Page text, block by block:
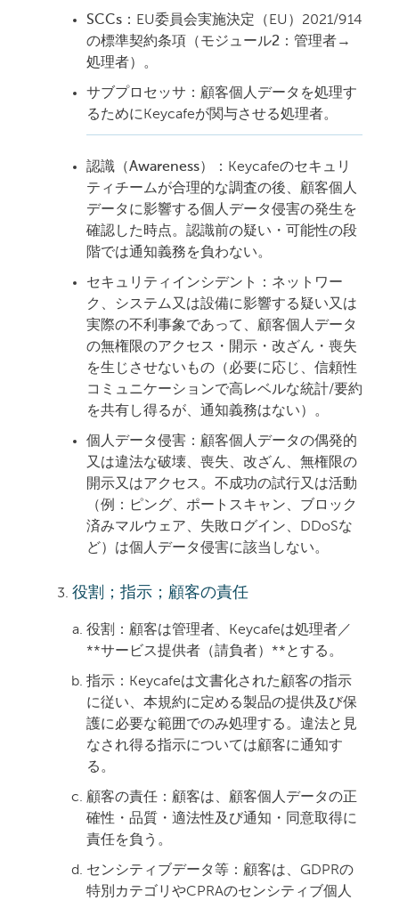
SCCs： EU委員会実施決定（EU）2021/914
の標準契約条項（モジュール2：管理者→
処理者） 。
サブプロセッサ： 顧客個人データを処理す
るためにKeycafeが関与させる処理者。
認識（Awareness）： Keycafeのセキュリ
ティチームが合理的な調査の後、顧客個人
データに影響する個人データ侵害の発生を
確認した時点。認識前の疑い・可能性の段
階では通知義務を負わない。
セキュリティインシデント： ネットワー
ク、システム又は設備に影響する疑い又は
実際の不利事象であって、顧客個人データ
の無権限のアクセス・開示・改ざん・喪失
を生じさせないもの（必要に応じ、信頼性
コミュニケーションで高レベルな統計/要約
を共有し得るが、通知義務はない）。
個人データ侵害： 顧客個人データの偶発的
又は違法な破壊、喪失、改ざん、無権限の
開示又はアクセス。不成功の試行又は活動
（例：ピング、ポートスキャン、ブロック
済みマルウェア、失敗ログイン、DDoSな
ど）は個人データ侵害に該当しない。
役割；指示；顧客の責任
役割： 顧客は管理者、Keycafeは処理者／
**サービス提供者（請負者）**とする。
指示： Keycafeは文書化された顧客の指示
に従い、本規約に定める製品の提供及び保
護に必要な範囲でのみ処理する。違法と見
なされ得る指示については顧客に通知す
る。
顧客の責任： 顧客は、顧客個人データの正
確性・品質・適法性及び通知・同意取得に
責任を負う。
センシティブデータ等： 顧客は、GDPRの
特別カテゴリやCPRAのセンシティブ個人